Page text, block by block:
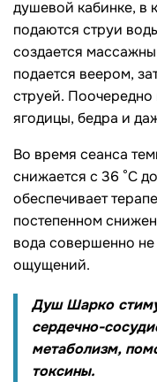
душевой кабинке, в
подаются струи
создается
подается веером,
струей.
ягодицы, бедра и
Во время сеанса
снижается с 36 °C
обеспечивает
постепенном
вода совершенно
ощущений.
Душ Шарко
сердечно-
метаболизм,
токсины.